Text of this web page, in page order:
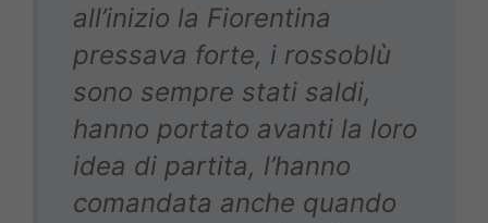
all’inizio la Fiorentina
pressava forte, i rossoblù
sono sempre stati saldi,
hanno portato avanti la loro
idea di partita, l’hanno
comandata anche quando